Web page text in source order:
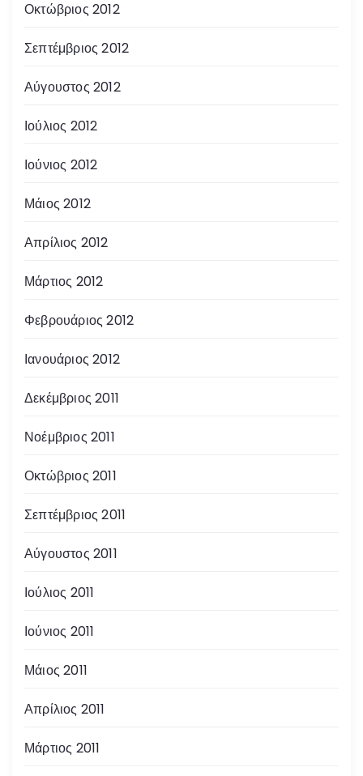
Οκτώβριος 2012
Σεπτέμβριος 2012
Αύγουστος 2012
Ιούλιος 2012
Ιούνιος 2012
Μάιος 2012
Απρίλιος 2012
Μάρτιος 2012
Φεβρουάριος 2012
Ιανουάριος 2012
Δεκέμβριος 2011
Νοέμβριος 2011
Οκτώβριος 2011
Σεπτέμβριος 2011
Αύγουστος 2011
Ιούλιος 2011
Ιούνιος 2011
Μάιος 2011
Απρίλιος 2011
Μάρτιος 2011